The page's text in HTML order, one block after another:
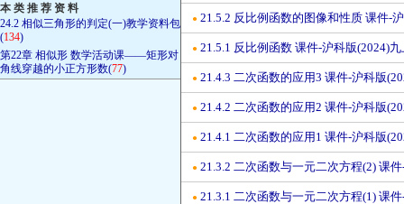
本 类 推 荐 资 料
24.2 相似三角形的判定(一)教学资料包
(134)
第22章 相似形 数学活动课——矩形对
角线穿越的小正方形数(77)
● 21.5.2 反比例函数的图像和性质 课件-
● 21.5.1 反比例函数 课件-沪科版(2024)九
● 21.4.3 二次函数的应用3 课件-沪科版
● 21.4.2 二次函数的应用2 课件-沪科版
● 21.4.1 二次函数的应用1 课件-沪科版
● 21.3.2 二次函数与一元二次方程(2) 课
● 21.3.1 二次函数与一元二次方程(1) 课